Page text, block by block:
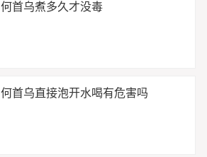
何首乌煮多久才没毒
何首乌直接泡开水喝有危害吗